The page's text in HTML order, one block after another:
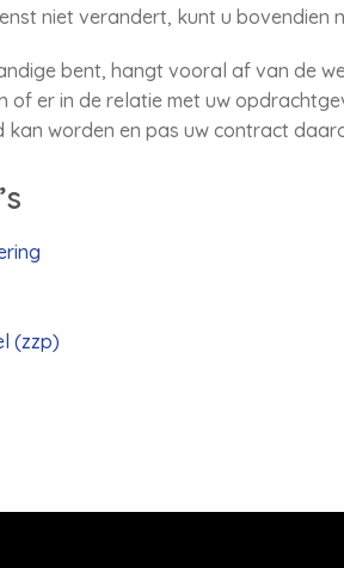
niet verandert, kunt u bovendien
bent, hangt vooral af van de
er in de relatie met uw
worden en pas uw contract
(zzp)